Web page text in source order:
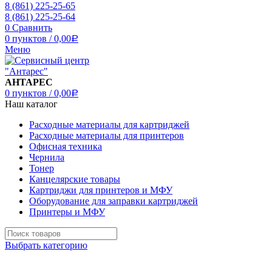
8 (861) 225-25-65
8 (861) 225-25-64
0 Сравнить
0 пунктов / 0,00Р
Меню
АНТАРЕС
0 пунктов / 0,00Р
Наш каталог
Расходные материалы для картриджей
Расходные материалы для принтеров
Офисная техника
Чернила
Тонер
Канцелярские товары
Картриджи для принтеров и МФУ
Оборудование для заправки картриджей
Принтеры и МФУ
Выбрать категорию